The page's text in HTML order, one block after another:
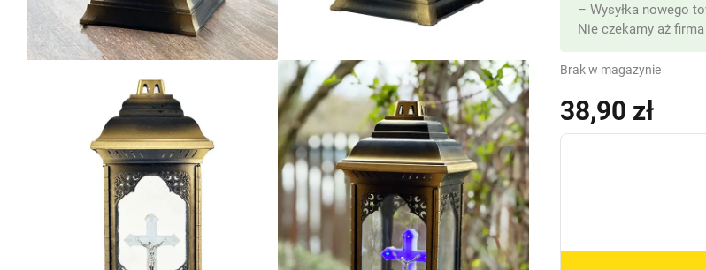
38,90 zł
Brak w magazynie
– Wysyłka nowego
Nie czekamy aż